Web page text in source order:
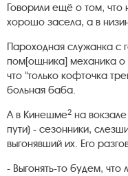
Говорили ещё о том, что
хорошо засела, а в
Пароходная служанка с
пом[ощника] механика о
что "только кофточка
больная баба.
А в Кинешме2 на
пути) - сезонники,
выгонявший их. Его
- Выгонять-то будем, что